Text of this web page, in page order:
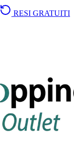
RESI GRATUITI